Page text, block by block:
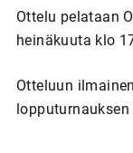
Ottelu pelataan
heinäkuuta klo
Otteluun